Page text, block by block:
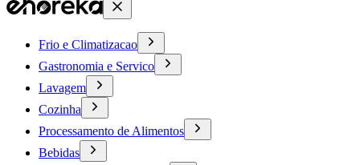
Frio e Climatizacao
Gastronomia e Servico
Lavagem
Cozinha
Processamento de Alimentos
Bebidas